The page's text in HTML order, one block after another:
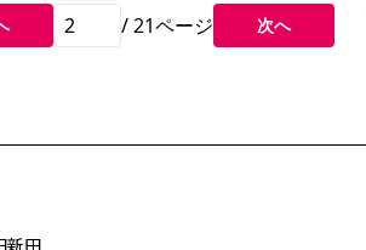
/21ページ 次へ
新田